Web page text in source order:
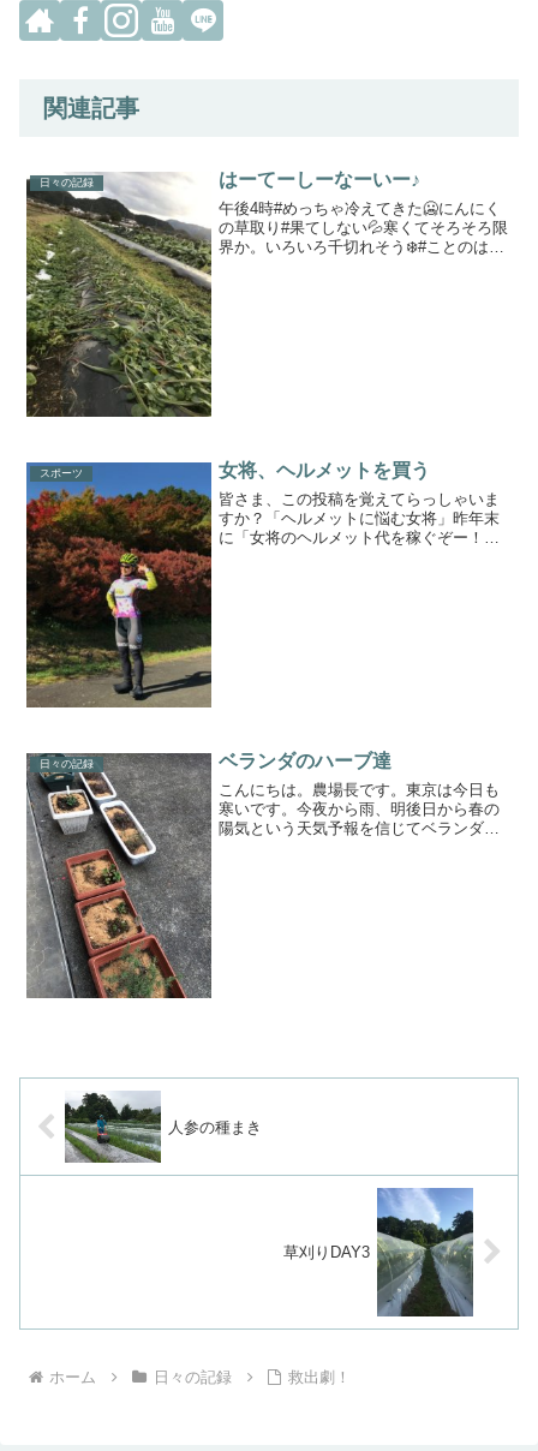
関連記事
日々の記録 はーてーしーなーいー♪
午後4時#めっちゃ冷えてきた🥶にんにく
の草取り#果てしない💦寒くてそろそろ限
界か。いろいろ千切れそう❄️#ことのはフ
スポーツ 女将、ヘルメットを買う
皆さま、この投稿を覚えてらっしゃいま
すか？「ヘルメットに悩む女将」昨年末
に「女将のヘルメット代を稼ぐぞー！」
日々の記録 ベランダのハーブ達
こんにちは。農場長です。東京は今日も
寒いです。今夜から雨、明後日から春の
陽気という天気予報を信じてベランダで
人参の種まき
草刈りDAY3
ホーム 日々の記録 救出劇！